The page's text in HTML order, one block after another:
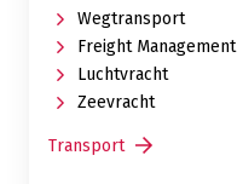
Wegtransport
Freight Management
Luchtvracht
Zeevracht
Transport